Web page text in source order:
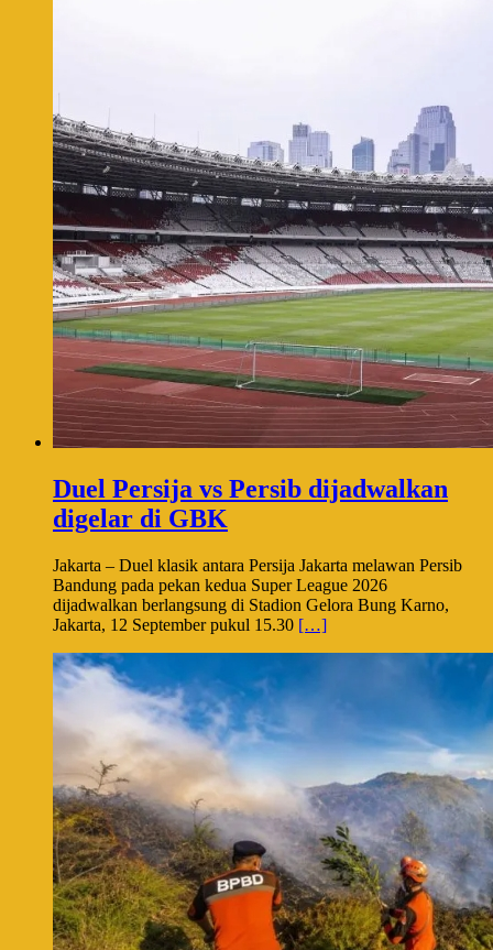
Duel Persija vs Persib dijadwalkan
digelar di GBK
Jakarta – Duel klasik antara Persija Jakarta melawan Persib
Bandung pada pekan kedua Super League 2026
dijadwalkan berlangsung di Stadion Gelora Bung Karno,
Jakarta, 12 September pukul 15.30 […]